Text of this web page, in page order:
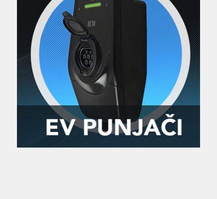
Impressum
Igor Kreč - UmPaDrum
Igor Kukec Brmbi
Slaven Gajdek
MTC - Moto Tour Croatia
Moto putopisi
Vikend vožnje
Zanimljivost
Najave i noviteti